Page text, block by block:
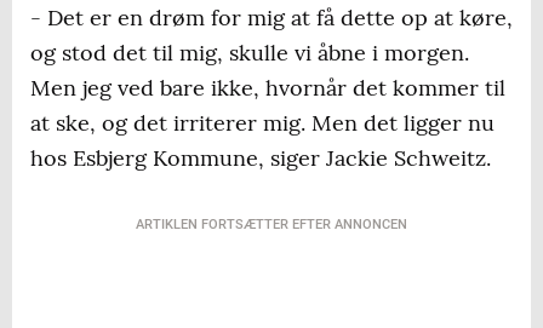
- Det er en drøm for mig at få dette op at køre,
og stod det til mig, skulle vi åbne i morgen.
Men jeg ved bare ikke, hvornår det kommer til
at ske, og det irriterer mig. Men det ligger nu
hos Esbjerg Kommune, siger Jackie Schweitz.
ARTIKLEN FORTSÆTTER EFTER ANNONCEN